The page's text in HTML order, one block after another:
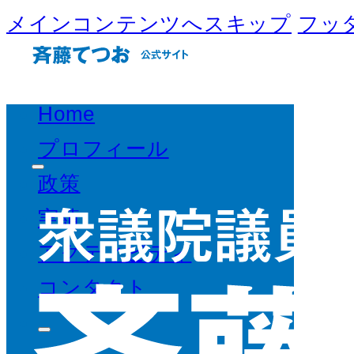
メインコンテンツへスキップ フッ
Home
プロフィール
政策
実績
アクティビティ
コンタクト